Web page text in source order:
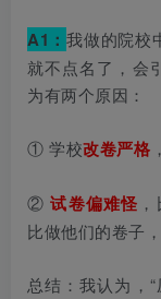
A1：我做的院校
就不点名了，会
为有两个原因：
① 学校改卷严格
②试卷偏难怪
比做他们的卷子，
总结：我认为，“